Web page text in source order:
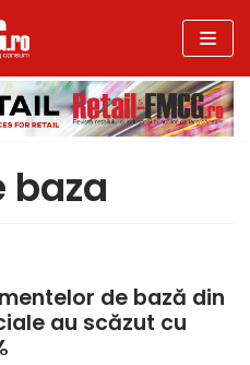
baza
de bază din
au scăzut cu